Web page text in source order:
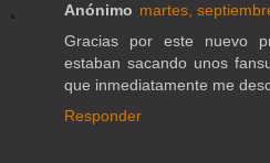
Anónimo martes,
Gracias por este nuevo
estaban sacando unos
que inmediatamente me
Responder